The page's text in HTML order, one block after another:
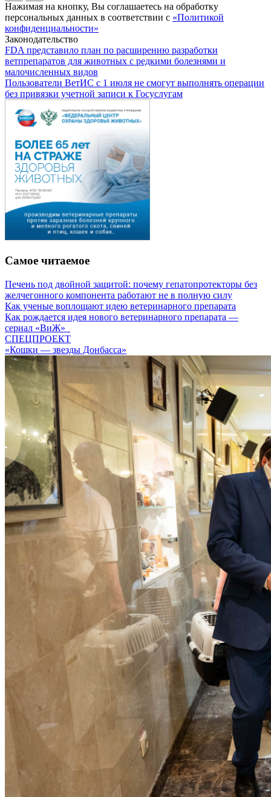
Нажимая на кнопку, Вы соглашаетесь на обработку
персональных данных в соответствии с «Политикой
конфиденциальности»
Законодательство
FDA представило план по расширению разработки
ветпрепаратов для животных с редкими болезнями и
малочисленных видов
Пользователи ВетИС с 1 июля не смогут выполнять операции
без привязки учетной записи к Госуслугам
Самое читаемое
Печень под двойной защитой: почему гепатопротекторы без
желчегонного компонента работают не в полную силу
Как ученые воплощают идею ветеринарного препарата
Как рождается идея нового ветеринарного препарата —
сериал «ВиЖ»
СПЕЦПРОЕКТ
«Кошки — звезды Донбасса»